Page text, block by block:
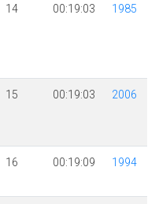
14 00:19:03 1985
15 00:19:03 2006
16 00:19:09 1994